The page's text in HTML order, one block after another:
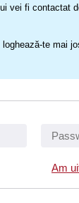
vei fi contactat
te mai
Am